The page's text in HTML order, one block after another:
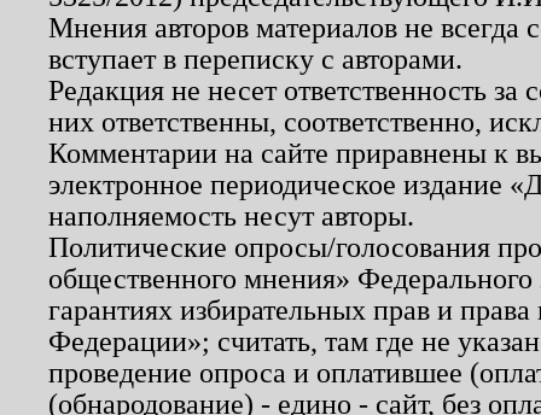
Мнения авторов материалов не
вступает в переписку с авторами.
Редакция не несет ответственность
них ответственны, соответственно,
Комментарии на сайте приравнены к
электронное периодическое издание
наполняемость несут авторы.
Политические опросы/голосования
общественного мнения»
гарантиях избирательных прав и
Федерации»; считать, там где не
проведение опроса и оплатившее
(обнародование) - едино - сайт, без